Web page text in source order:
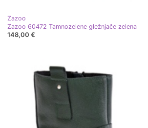
Zazoo
Zazoo 60472 Tamnozelene gležnjače zelena
148,00 €